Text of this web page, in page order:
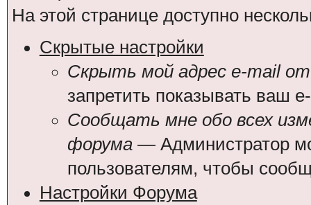
На этой странице доступно
Скрытые настройки
Скрыть мой адрес e-mail от
запретить показывать ваш
Сообщать мне обо всех
форума— Администратор
пользователям, чтобы
Настройки Форума